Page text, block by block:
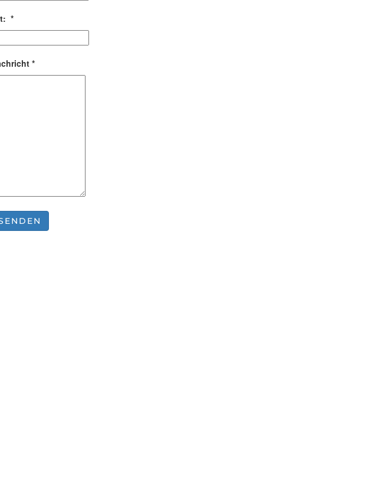
*
*